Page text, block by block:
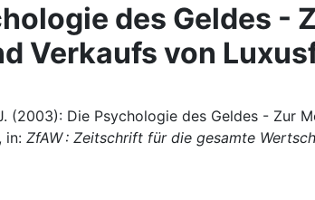
des Geldes -
Verkaufs von
(2003): Die Psychologie des Geldes - Zur
in: ZfAW : Zeitschrift für die gesamte